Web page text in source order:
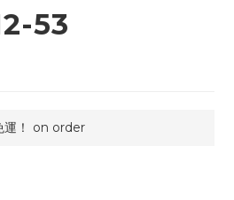
53
運！ on order